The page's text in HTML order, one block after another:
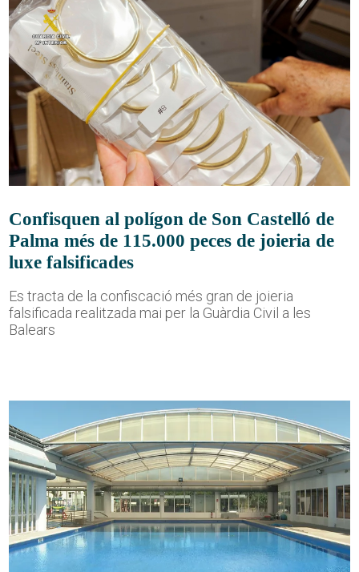
Confisquen al polígon de Son Castelló de
Palma més de 115.000 peces de joieria de
luxe falsificades
Es tracta de la confiscació més gran de joieria
falsificada realitzada mai per la Guàrdia Civil a les
Balears